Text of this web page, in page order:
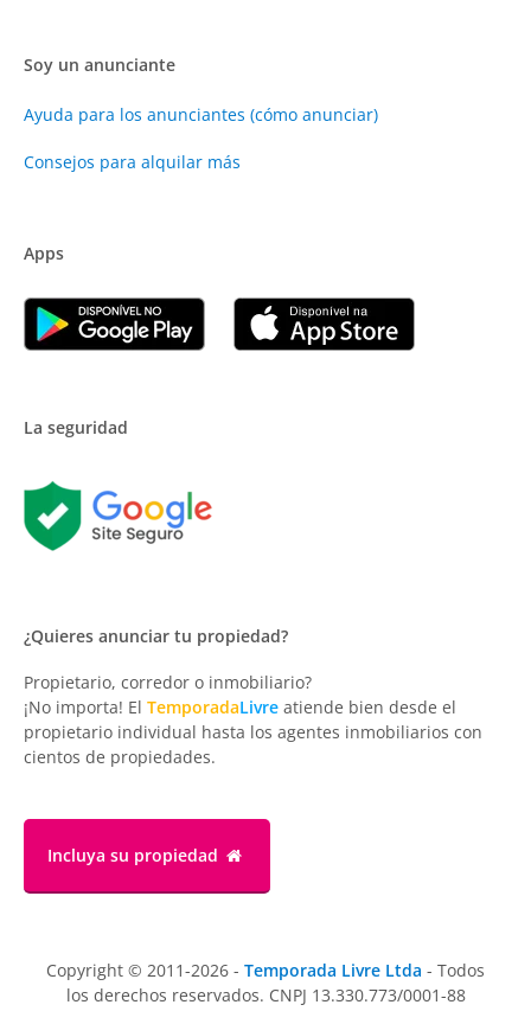
Soy un anunciante
Ayuda para los anunciantes (cómo anunciar)
Consejos para alquilar más
Apps
La seguridad
¿Quieres anunciar tu propiedad?
Propietario, corredor o inmobiliario?
¡No importa! El TemporadaLivre atiende bien desde el
propietario individual hasta los agentes inmobiliarios con
cientos de propiedades.
Incluya su propiedad
Copyright © 2011-2026 - Temporada Livre Ltda - Todos
los derechos reservados. CNPJ 13.330.773/0001-88